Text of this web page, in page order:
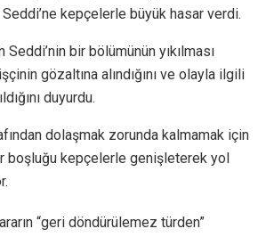
kepçelerle büyük hasar verdi.
bir bölümünün yıkılması
gözaltına alındığını ve olayla ilgili
duyurdu.
dolaşmak zorunda kalmamak için
boşluğu kepçelerle genişleterek yol
“geri döndürülemez türden”